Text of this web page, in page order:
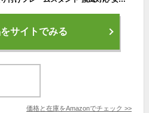
サイトでみる
価格と在庫をAmazonでチェック >>